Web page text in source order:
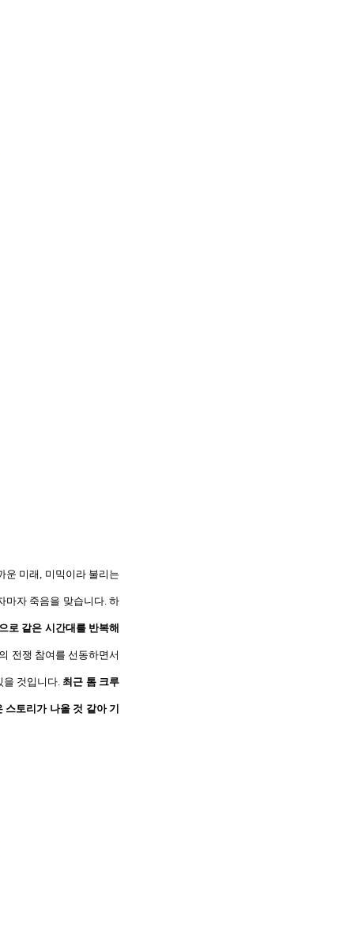
운 미래, 미믹이라 불리는
마자 죽음을 맞습니다.하
로 같은 시간대를 반복해
전쟁 참여를 선동하면서
을 것입니다. 최근 톰 크루
토리가 나올 것 같아 기